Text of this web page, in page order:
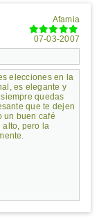
Afamia
07-03-2007
elecciones en la
es elegante y
quedas
que te dejen
un buen café
alto, pero la